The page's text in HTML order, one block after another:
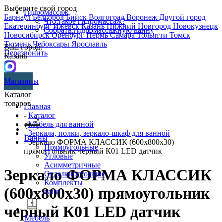
Выберите свой город
БарнаулБелгородБийск ВолгоградВоронеж Другой город
ЕкатеринбургИжевскКазаньНижний Новгород Новокузнецк
НовосибирскОренбургПермьСамараТольятти Томск
ТюменьЧебоксары Ярославль
Перезвонить
Гидромассаж
Что такое гидромассаж?
Собрать гидромассажную ванну
Ваш город:
Казань
Магазины
Каталог
товаров
Ванны
Прямоугольные
Угловые
Асимметричные
Отдельностоящие
Комплекты
ванн
Мебель
Главная
- Каталог
-Мебель для ванной
- Зеркала, полки, зеркало-шкаф для ванной
- Зеркало ФОРМА КЛАССИК (600х800х30)
прямоугольник черный К01 LED датчик
Зеркало ФОРМА КЛАССИК
(600х800х30) прямоугольник
черный К01 LED датчик